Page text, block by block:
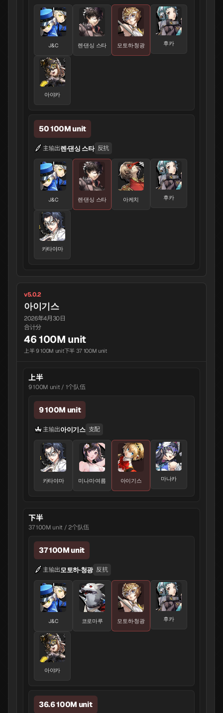
J&C 렌·댄싱 스타 모토하·청광 후카
아야카
50 100M unit
主输出렌·댄싱 스타 反抗
J&C 렌·댄싱 스타 아케치 후카
카타야마
v5.0.2
아이기스
2026年4月30日
合计分
46 100M unit
上半 9 100M unit下半 37 100M unit
上半
9 100M unit / 1个队伍
9 100M unit
主输出아이기스 支配
카타야마 미나미·여름 아이기스 마나카
下半
37 100M unit / 2个队伍
37 100M unit
主输出모토하·청광 反抗
J&C 코로마루 모토하·청광 후카
아야카
36.6 100M unit